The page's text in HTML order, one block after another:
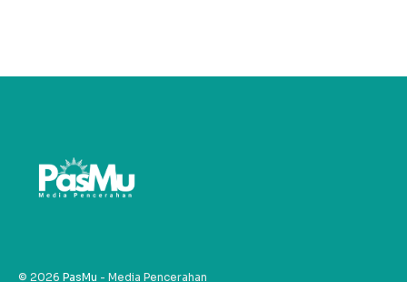
© 2026 PasMu - Media Pencerahan